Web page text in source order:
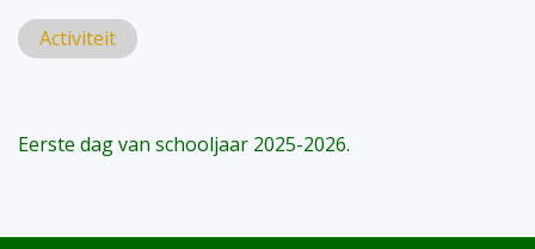
Activiteit
Eerste dag van schooljaar 2025-2026.